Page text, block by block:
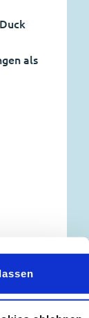
als